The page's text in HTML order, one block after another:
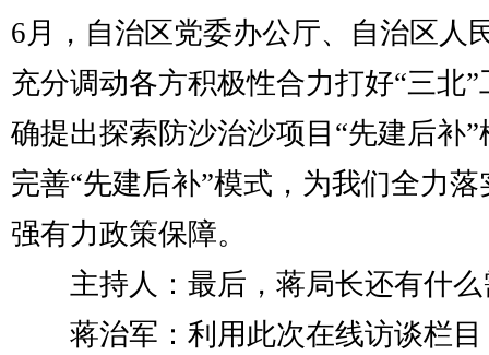
6月，自治区党委办公厅、自治区人
充分调动各方积极性合力打好“三北
确提出探索防沙治沙项目“先建后补
完善“先建后补”模式，为我们全力
强有力政策保障。
主持人：最后，蒋局长还有什么
蒋治军：利用此次在线访谈栏目